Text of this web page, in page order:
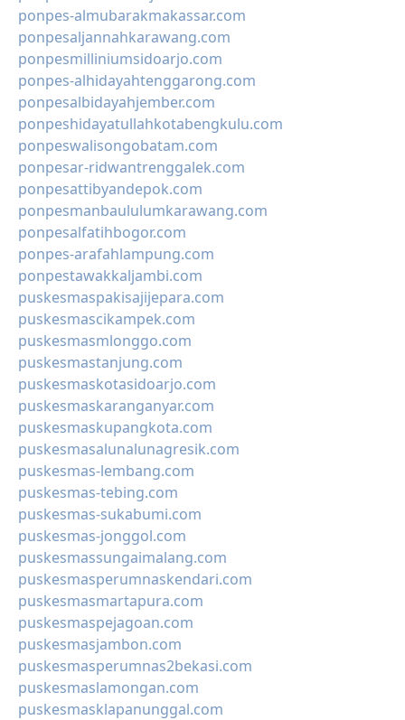
ponpes-almubarakmakassar.com
ponpesaljannahkarawang.com
ponpesmilliniumsidoarjo.com
ponpes-alhidayahtenggarong.com
ponpesalbidayahjember.com
ponpeshidayatullahkotabengkulu.com
ponpeswalisongobatam.com
ponpesar-ridwantrenggalek.com
ponpesattibyandepok.com
ponpesmanbaululumkarawang.com
ponpesalfatihbogor.com
ponpes-arafahlampung.com
ponpestawakkaljambi.com
puskesmaspakisajijepara.com
puskesmascikampek.com
puskesmasmlonggo.com
puskesmastanjung.com
puskesmaskotasidoarjo.com
puskesmaskaranganyar.com
puskesmaskupangkota.com
puskesmasalunalunagresik.com
puskesmas-lembang.com
puskesmas-tebing.com
puskesmas-sukabumi.com
puskesmas-jonggol.com
puskesmassungaimalang.com
puskesmasperumnaskendari.com
puskesmasmartapura.com
puskesmaspejagoan.com
puskesmasjambon.com
puskesmasperumnas2bekasi.com
puskesmaslamongan.com
puskesmasklapanunggal.com